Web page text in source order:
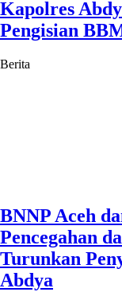
Kapolres
Pengisian
Berita
BNNP Aceh
Pencegahan
Turunkan
Abdya